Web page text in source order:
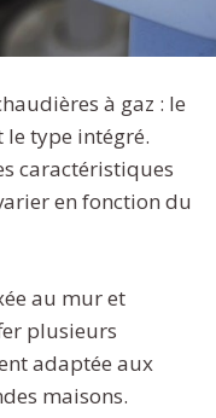
à gaz : le
type intégré.
caractéristiques
en fonction du
au mur et
plusieurs
adaptée aux
maisons.